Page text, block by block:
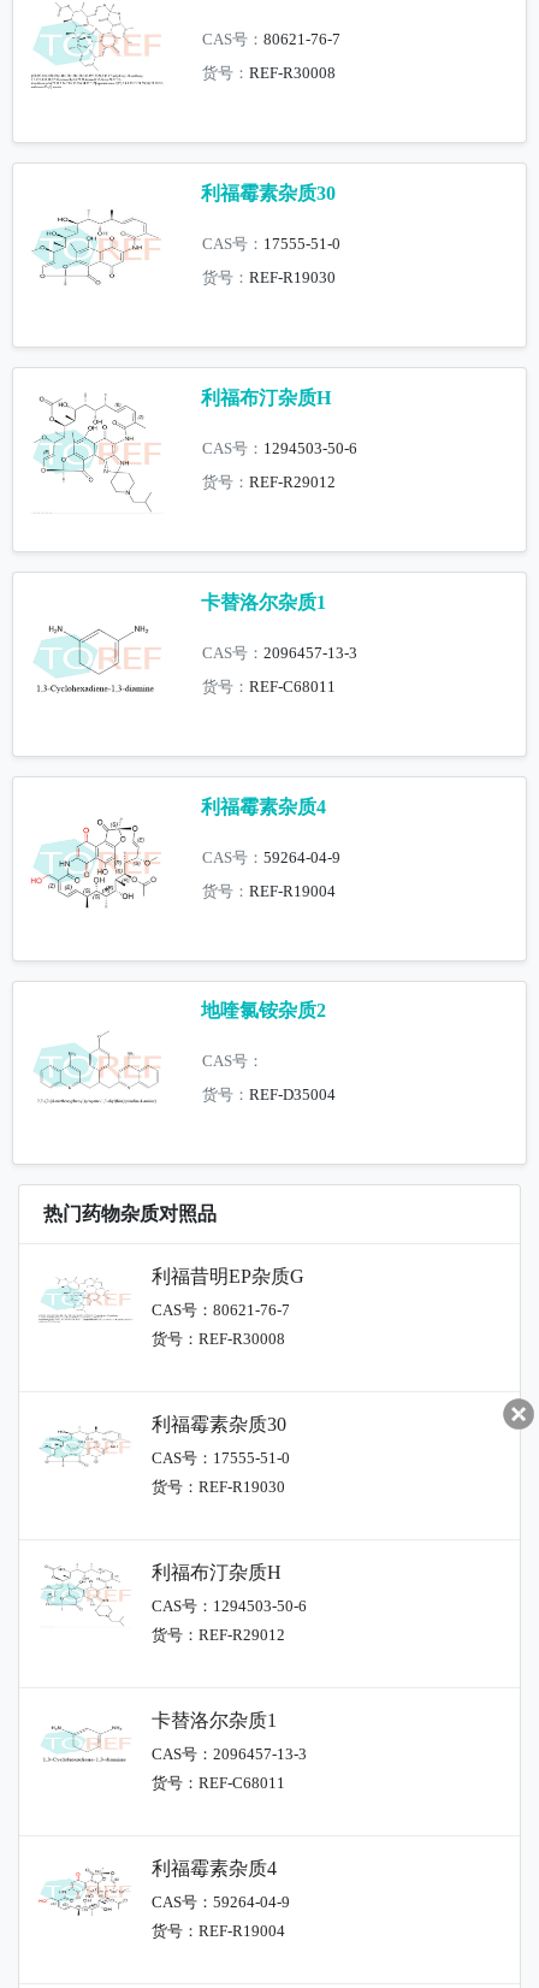
CAS号：80621-76-7
货号：REF-R30008
利福霉素杂质30
CAS号： 17555-51-0
货号：REF-R19030
利福布汀杂质H
CAS号： 1294503-50-6
货号：REF-R29012
卡替洛尔杂质1
CAS号：2096457-13-3
货号：REF-C68011
利福霉素杂质4
CAS号：59264-04-9
货号：REF-R19004
地喹氯铵杂质2
CAS号：
货号：REF-D35004
热门药物杂质对照品
利福昔明EP杂质G
CAS号：80621-76-7
货号：REF-R30008
利福霉素杂质30
CAS号：17555-51-0
货号：REF-R19030
利福布汀杂质H
CAS号：1294503-50-6
货号：REF-R29012
卡替洛尔杂质1
CAS号：2096457-13-3
货号：REF-C68011
利福霉素杂质4
CAS号：59264-04-9
货号：REF-R19004